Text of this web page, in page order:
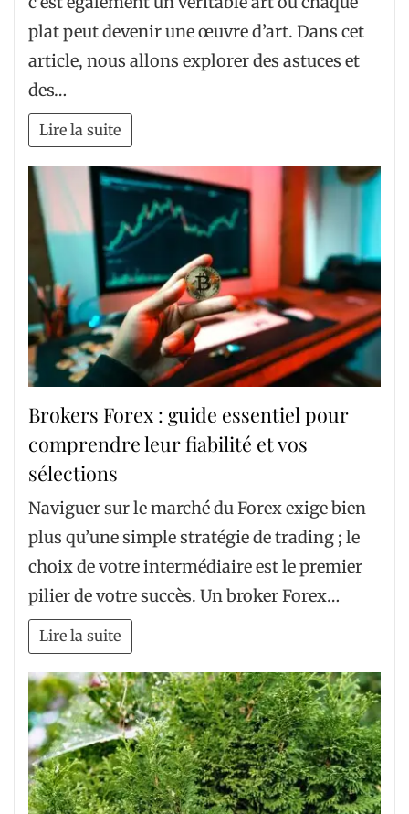
plat peut devenir une œuvre d’art. Dans cet
article, nous allons explorer des astuces et
des…
Lire la suite
Brokers Forex : guide essentiel pour
comprendre leur fiabilité et vos
sélections
Naviguer sur le marché du Forex exige bien
plus qu’une simple stratégie de trading ; le
choix de votre intermédiaire est le premier
pilier de votre succès. Un broker Forex…
Lire la suite